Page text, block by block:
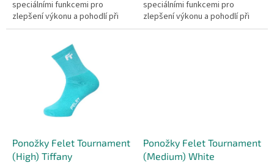
speciálními funkcemi pro
zlepšení výkonu a pohodlí při
hře, udržují nohy v suchu a
která může...
speciálními funkcemi pro
zlepšení výkonu a pohodlí při
hře, udržují nohy v suchu a
Ponožky Felet Tournament
(High) Tiffany
Ponožky Felet Tournament
(Medium) White